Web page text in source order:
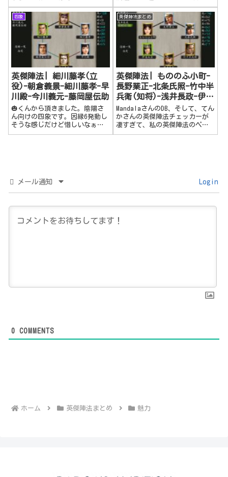
見してたら、因縁9の英傑が公開
されてました🤗私が、Xで「誰
か、組める方いらっしゃいませ
んか？？ SS見てみたいです！」
とお願いをしたら知人の匿名希
望さん...
法。。さ、、さすがです！も
う、スーパー陣法タグを作りた
いくらいです😍今日は。四象の
英傑陣法です。新しい因縁「山
紫水明」を早速組み込んでみま
した。私が高位召...
四象
英傑陣法| 細川藤孝(立
役)-朝倉義景-細川藤孝-早
川殿-今川義元-藤岡屋伝助
🎃くんから頂きました。陰陽さ
ん向けの四象です。因縁6発動し
そうな感じだけど惜しいなぁと
いう陣法です。今川義元は、陰
英傑陣法まとめ
英傑陣法| もののふ小町-
長野業正-北条氏照-竹中半
兵衛(知将)-浅井長政-伊達
政宗(北条氏康,織田信長)
MandalaさんのDB、そして、てん
かさんの英傑陣法チェッカーが
凄すぎて、私の英傑陣法のペー
ジの更新ほぼ不要に（笑）✨私の
メール通知 Login
0 COMMENTS
ホーム 英傑陣法まとめ 魅力